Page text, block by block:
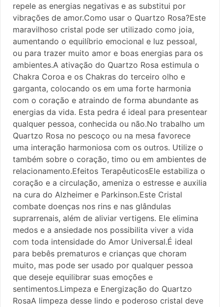
repele as energias negativas e as substitui por
vibrações de amor.Como usar o Quartzo Rosa?Este
maravilhoso cristal pode ser utilizado como joia,
aumentando o equilíbrio emocional e luz pessoal,
ou para trazer muito amor e boas energias para os
ambientes.A ativação do Quartzo Rosa estimula o
Chakra Coroa e os Chakras do terceiro olho e
garganta, colocando os em uma forte harmonia
com o coração e atraindo de forma abundante as
energias da vida. Esta pedra é ideal para presentear
qualquer pessoa, conhecida ou não.No trabalho um
Quartzo Rosa no pescoço ou na mesa favorece
uma interação harmoniosa com os outros. Utilize o
também sobre o coração, timo ou em ambientes de
relacionamento.Efeitos TerapêuticosEle estabiliza o
coração e a circulação, ameniza o estresse e auxilia
na cura do Alzheimer e Parkinson.Este Cristal
combate doenças nos rins e nas glândulas
suprarrenais, além de aliviar vertigens. Ele elimina
medos e a ansiedade nos possibilita viver a vida
com toda intensidade do Amor Universal.É ideal
para bebês prematuros e crianças que choram
muito, mas pode ser usado por qualquer pessoa
que deseje equilibrar suas emoções e
sentimentos.Limpeza e Energização do Quartzo
RosaA limpeza desse lindo e poderoso cristal deve